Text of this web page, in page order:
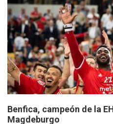
Benfica, campeón de la
Magdeburgo